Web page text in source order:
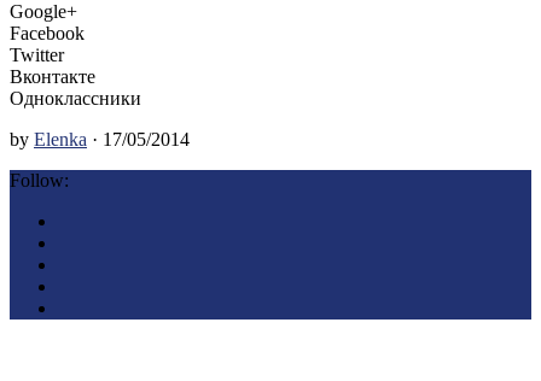
Google+
Facebook
Twitter
Вконтакте
Одноклассники
by Elenka · 17/05/2014
Follow: